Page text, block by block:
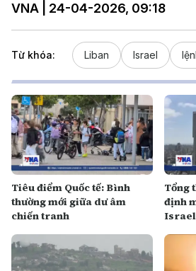
VNA | 24-04-2026, 09:18
Từ khóa: Liban Israel
Tiêu điểm Quốc tế: Bình
thường mới giữa dư âm
chiến tranh
Tổng
định
Israel